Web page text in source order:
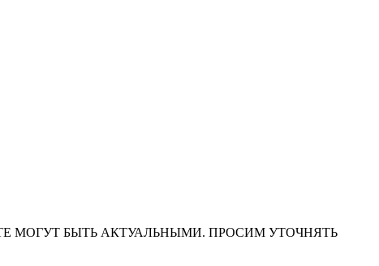
САЙТЕ МОГУТ БЫТЬ АКТУАЛЬНЫМИ. ПРОСИМ УТОЧНЯТЬ